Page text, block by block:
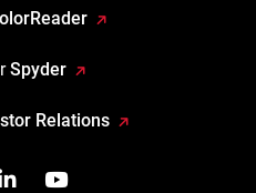
Spyder
Relations
Seguici su Linkedin
Guardaci su